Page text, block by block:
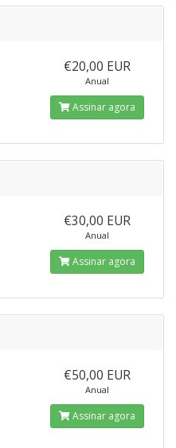
€20,00 EUR
Anual
Assinar agora
€30,00 EUR
Anual
Assinar agora
€50,00 EUR
Anual
Assinar agora